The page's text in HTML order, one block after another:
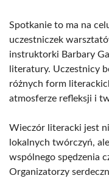
Spotkanie to ma na
uczestniczek
instruktorki Barbary
literatury. Uczestnicy
różnych form
atmosferze refleksji i
Wieczór literacki jest
lokalnych twórczyń,
wspólnego spędzenia
Organizatorzy